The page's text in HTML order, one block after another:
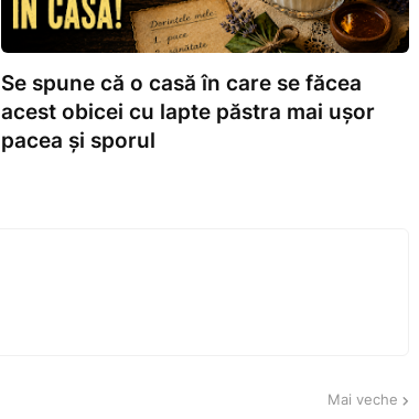
Se spune că o casă în care se făcea
acest obicei cu lapte păstra mai ușor
pacea și sporul
Mai veche